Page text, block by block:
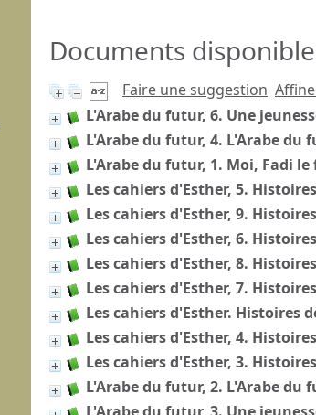
Documents
Faire une suggestion
L'Arabe du futur, 6. Une
L'Arabe du futur, 4. L'Arabe du
L'Arabe du futur, 1. Moi, Fadi le
Les cahiers d'Esther, 5.
Les cahiers d'Esther, 9.
Les cahiers d'Esther, 6.
Les cahiers d'Esther, 8.
Les cahiers d'Esther, 7.
Les cahiers d'Esther. Histoires
Les cahiers d'Esther, 4.
Les cahiers d'Esther, 3.
L'Arabe du futur, 2. L'Arabe du